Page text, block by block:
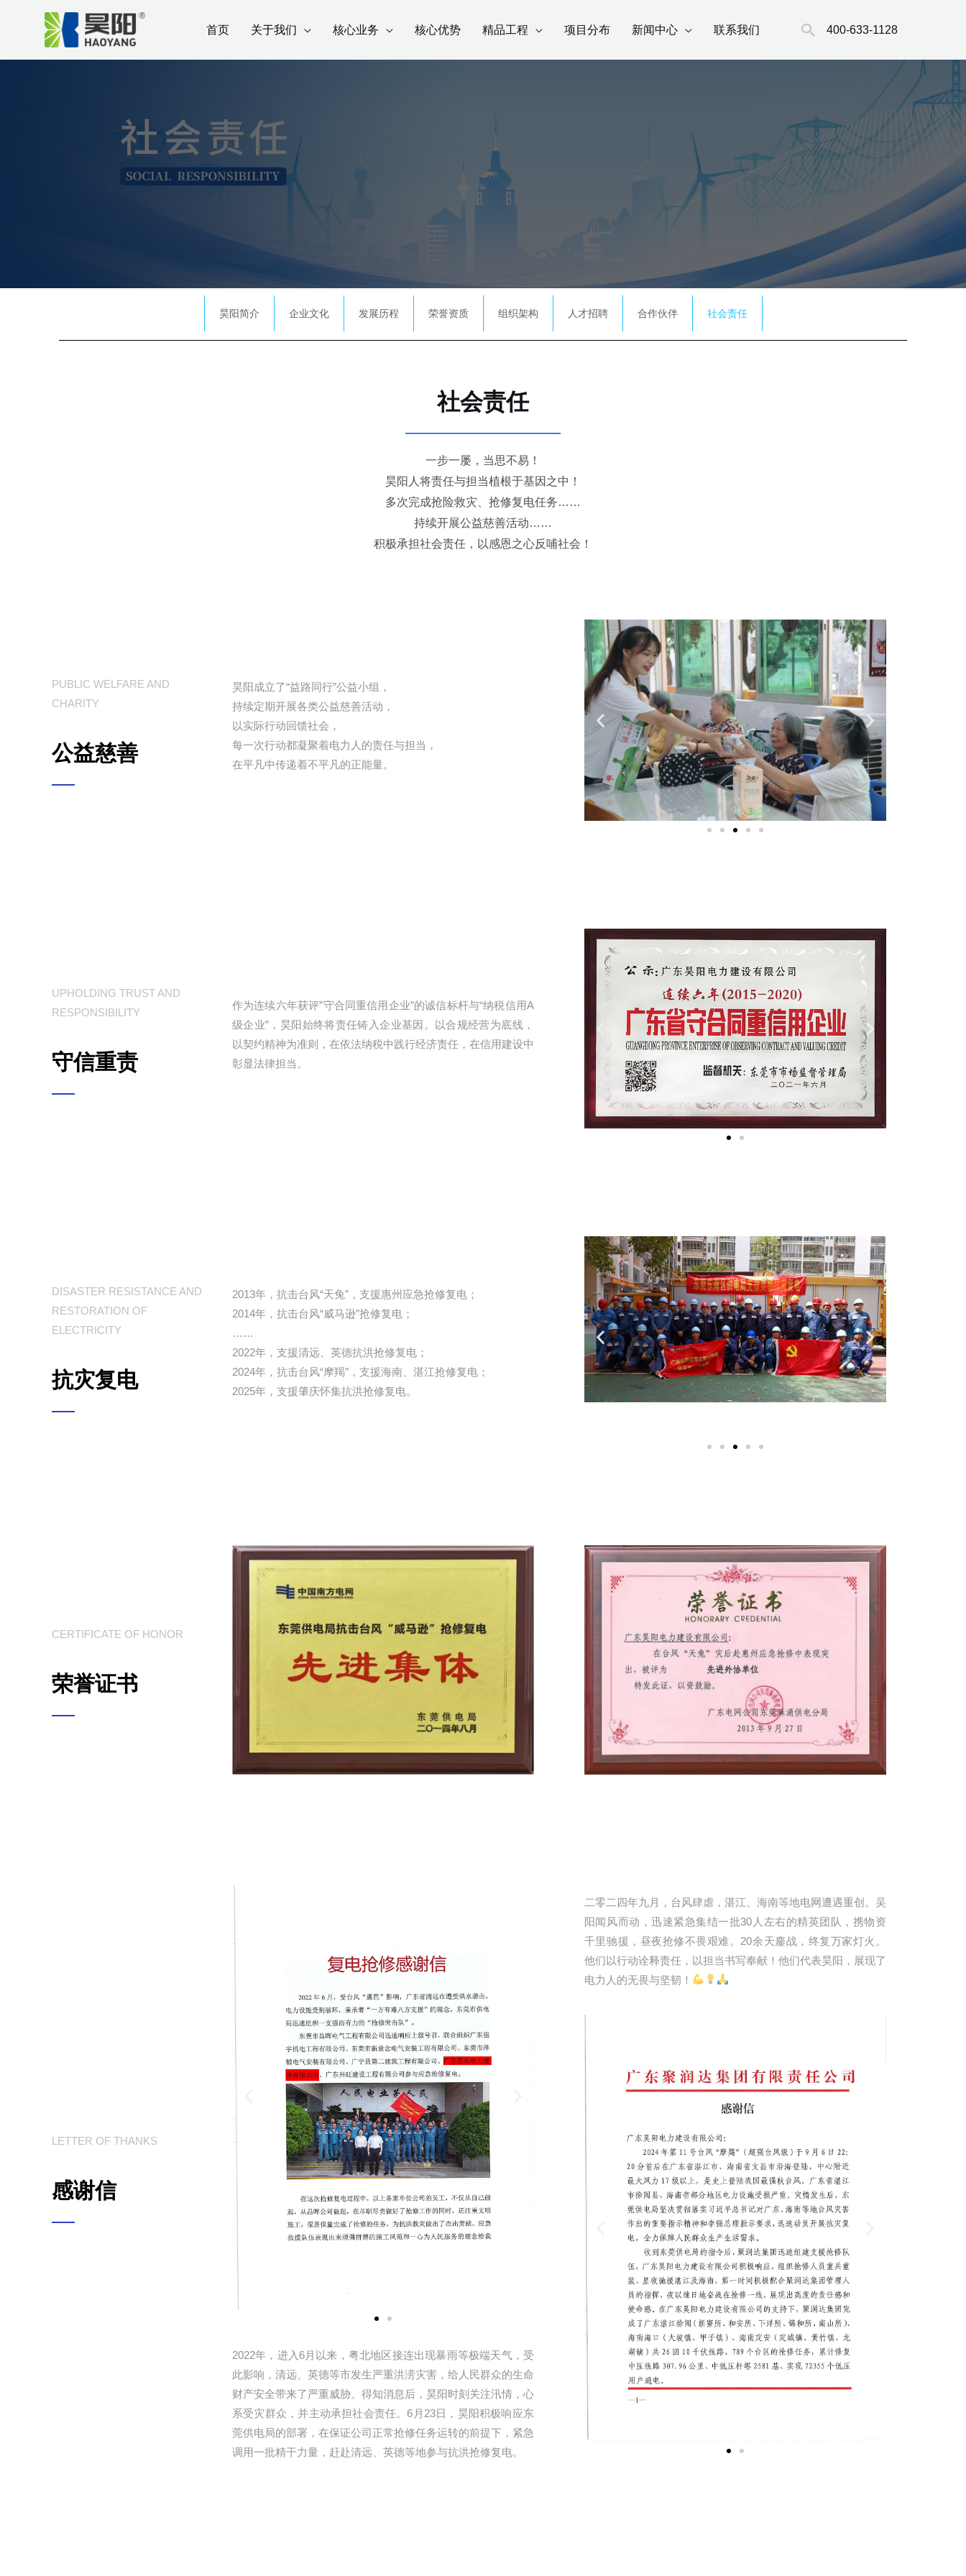
首页 关于我们 核心业务 核心优势 精品工程 项目分布 新闻中心 联系我们
搜
索
400-633-1128
昊阳简介 企业文化 发展历程 荣誉资质 组织架构 人才招聘 合作伙伴 社会责任
社会责任
一步一屡，当思不易！
昊阳人将责任与担当植根于基因之中！
多次完成抢险救灾、抢修复电任务……
持续开展公益慈善活动……
积极承担社会责任，以感恩之心反哺社会！
PUBLIC WELFARE AND
CHARITY
公益慈善
昊阳成立了“益路同行”公益小组，
持续定期开展各类公益慈善活动，
以实际行动回馈社会，
每一次行动都凝聚着电力人的责任与担当，
在平凡中传递着不平凡的正能量。
UPHOLDING TRUST AND
RESPONSIBILITY
守信重责
作为连续六年获评”守合同重信用企业”的诚信标杆与“纳税信用A
级企业”，昊阳始终将责任铸入企业基因。以合规经营为底线，
以契约精神为准则，在依法纳税中践行经济责任，在信用建设中
彰显法律担当。
DISASTER RESISTANCE AND
RESTORATION OF
ELECTRICITY
抗灾复电
2013年，抗击台风“天兔”，支援惠州应急抢修复电；
2014年，抗击台风“威马逊”抢修复电；
……
2022年，支援清远、英德抗洪抢修复电；
2024年，抗击台风“摩羯”，支援海南、湛江抢修复电；
2025年，支援肇庆怀集抗洪抢修复电。
CERTIFICATE OF HONOR
荣誉证书
LETTER OF THANKS
感谢信
2022年，进入6月以来，粤北地区接连出现暴雨等极端天气，受
此影响，清远、英德等市发生严重洪涝灾害，给人民群众的生命
财产安全带来了严重威胁。得知消息后，昊阳时刻关注汛情，心
系受灾群众，并主动承担社会责任。6月23日，昊阳积极响应东
莞供电局的部署，在保证公司正常抢修任务运转的前提下，紧急
调用一批精干力量，赶赴清远、英德等地参与抗洪抢修复电。
二零二四年九月，台风肆虐，湛江、海南等地电网遭遇重创。吴
阳闻风而动，迅速紧急集结一批30人左右的精英团队，携物资
千里驰援，昼夜抢修不畏艰难。20余天鏖战，终复万家灯火。
他们以行动诠释责任，以担当书写奉献！他们代表昊阳，展现了
电力人的无畏与坚韧！